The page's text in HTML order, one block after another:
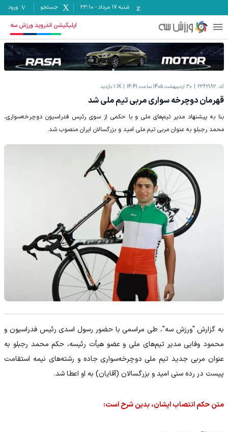
شنبه ۱۷ مرداد -
23:10 جستجو ورود
اپلیکیشن اندروید ورزش سه
کد: 2362182 30 اردیبهشت 1405 ساعت 14:41 1.1K بازدید
قهرمان دوچرخه سواری مربی تیم ملی شد
بنا به پیشنهاد مدیر تیم‌های ملی و با حکمی از سوی رئیس فدراسیون دوچرخه‌سواری،
محمد رجبلو به عنوان مربی تیم‌ ملی امید و بزرگسالان ایران منصوب شد.
به گزارش "ورزش سه"، طی مراسمی با حضور رسول اسدی رئیس فدراسیون و
محمود وفایی مدیر تیم‌‌های ملی و عضو هیأت رئیسه، حکم محمد رجبلو به‌
عنوان مربی جدید تیم‌ ملی دوچرخه‌سواری جاده و رشته‌های نیمه استقامت
پیست در رده سنی امید و بزرگسالان (آقایان) به او اعطا شد.
متن حکم انتصاب ایشان، بدین شرح است: